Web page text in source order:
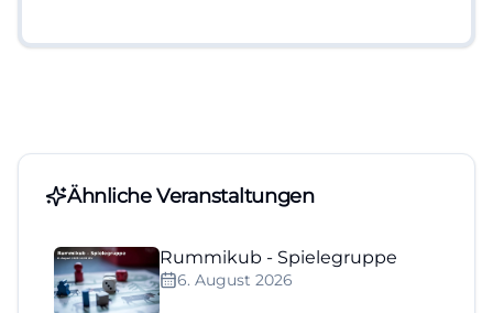
Ähnliche Veranstaltungen
Rummikub - Spielegruppe
6. August 2026